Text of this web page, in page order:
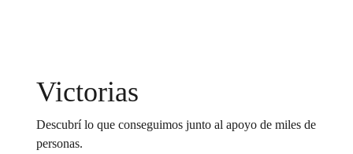
Victorias
Descubrí lo que conseguimos junto al apoyo de miles de
personas.